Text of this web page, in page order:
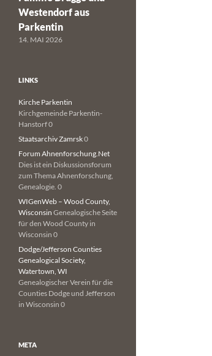
Westendorf aus
Parkentin
14. MAI 2026
LINKS
Kirche Parkentin
Kirchgemeinde Parkentin-
Hanstorf 0
Staatsarchiv Zamrsk0
Forum Ahnenforschung.Net
Dies ist ein Diskussionsforum
zum Thema Ahnenforschung,
Genealogie. 0
WIGenWeb – Wood County,
Wisconsin Genealogische Seite
für den Wood County in
Wisconsin 0
Dodge/Jefferson Counties
Genealogical Society,
Watertown, WI
Genealogischer Verein für die
Counties Dodge und Jefferson
in Wisconsin 0
META